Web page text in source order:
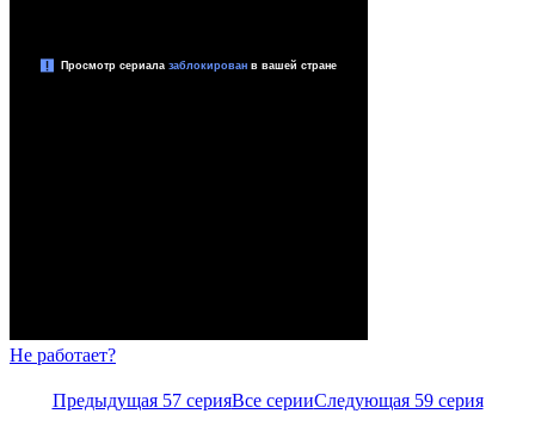
Не работает?
Предыдущая 57 серияВсе серииСледующая 59 серия